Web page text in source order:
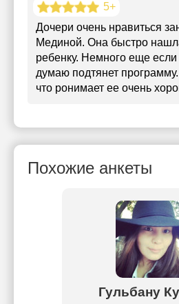
5+
Дочери очень нравиться
Мединой. Она быстро
ребенку. Немного еще если
думаю подтянет
что ронимает ее очень
Похожие анкеты
Гульбану